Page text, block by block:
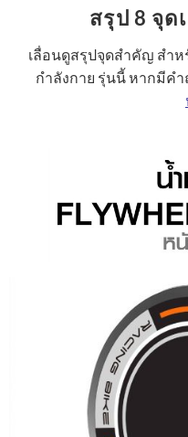
สรุป 8 จุ
เลื่อนดูสรุปจุดสำคัญ สำห
กำลังกาย รุ่นนี้ หากมีคำ